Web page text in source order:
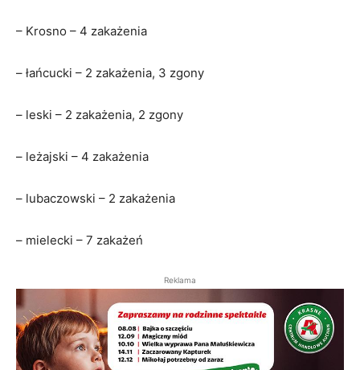
– Krosno – 4 zakażenia
– łańcucki – 2 zakażenia, 3 zgony
– leski – 2 zakażenia, 2 zgony
– leżajski – 4 zakażenia
– lubaczowski – 2 zakażenia
– mielecki – 7 zakażeń
Reklama